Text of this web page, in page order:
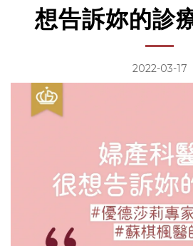
想告訴妳的診
2022-03-17